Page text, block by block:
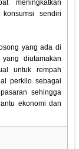
meningkatkan
sendiri
yang ada di
diutamakan
untuk rempah
perkilo sebagai
sehingga
ekonomi dan